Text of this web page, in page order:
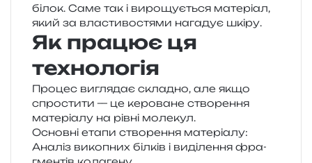
білок. Саме так і виро­щу­є­ться мате­рі­ал,
який за вла­сти­во­стя­ми нага­дує шкіру.
Як працює ця
технологія
Процес вигля­дає скла­дно, але якщо
спро­сти­ти — це керо­ва­не ство­ре­н­ня
мате­рі­а­лу на рівні молекул.
Основні етапи ство­ре­н­ня матеріалу:
Аналіз вико­пних біл­ків і виді­ле­н­ня фра­